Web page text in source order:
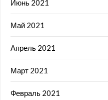
Июнь 2021
Май 2021
Апрель 2021
Март 2021
Февраль 2021